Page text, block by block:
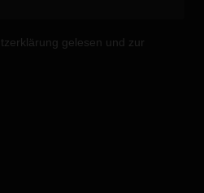
gelesen und zur